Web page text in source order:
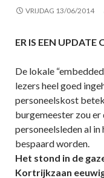
VRIJDAG 13/06/2014
ER IS EEN UPDATE
De lokale
lezers heel goed
personeelskost
burgemeester zou
personeelsleden al
bespaard worden.
Het stond in de
Kortrijkzaan